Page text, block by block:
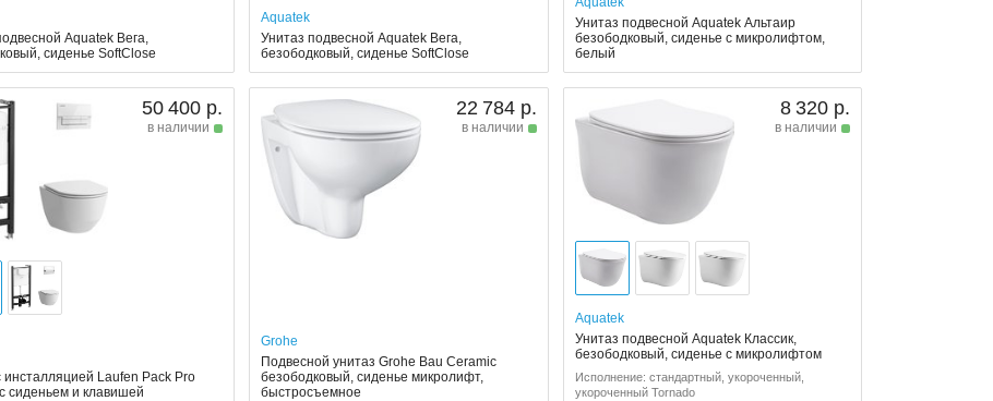
Aquatek Вега,
сиденье SoftClose
Aquatek
Унитаз подвесной Aquatek Вега,
безободковый, сиденье SoftClose
Унитаз подвесной Aquatek Альтаир
безободковый, сиденье с микролифтом,
белый
50 400 р.
в наличии
инсталляцией Laufen Pack Pro
сиденьем и клавишей
22 784 р.
в наличии
Grohe
Подвесной унитаз Grohe Bau Ceramic
безободковый, сиденье микролифт,
быстросъемное
8 320 р.
в наличии
Aquatek
Унитаз подвесной Aquatek Классик,
безободковый, сиденье с микролифтом
Исполнение: стандартный, укороченный,
укороченный Tornado